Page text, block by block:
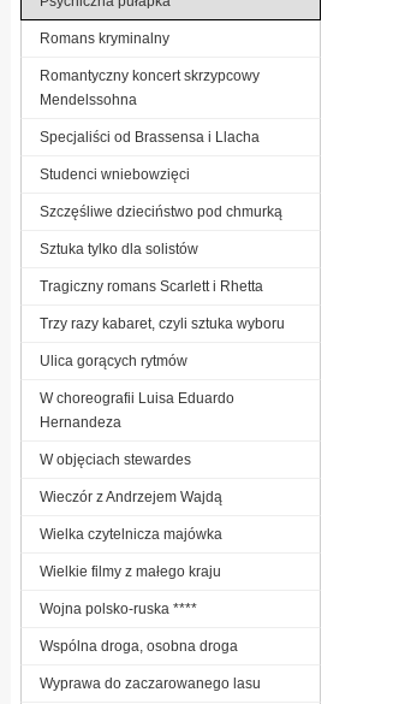
Romans kryminalny
Romantyczny koncert skrzypcowy
Mendelssohna
Specjaliści od Brassensa i Llacha
Studenci wniebowzięci
Szczęśliwe dzieciństwo pod chmurką
Sztuka tylko dla solistów
Tragiczny romans Scarlett i Rhetta
Trzy razy kabaret, czyli sztuka wyboru
Ulica gorących rytmów
W choreografii Luisa Eduardo
Hernandeza
W objęciach stewardes
Wieczór z Andrzejem Wajdą
Wielka czytelnicza majówka
Wielkie filmy z małego kraju
Wojna polsko-ruska ****
Wspólna droga, osobna droga
Wyprawa do zaczarowanego lasu